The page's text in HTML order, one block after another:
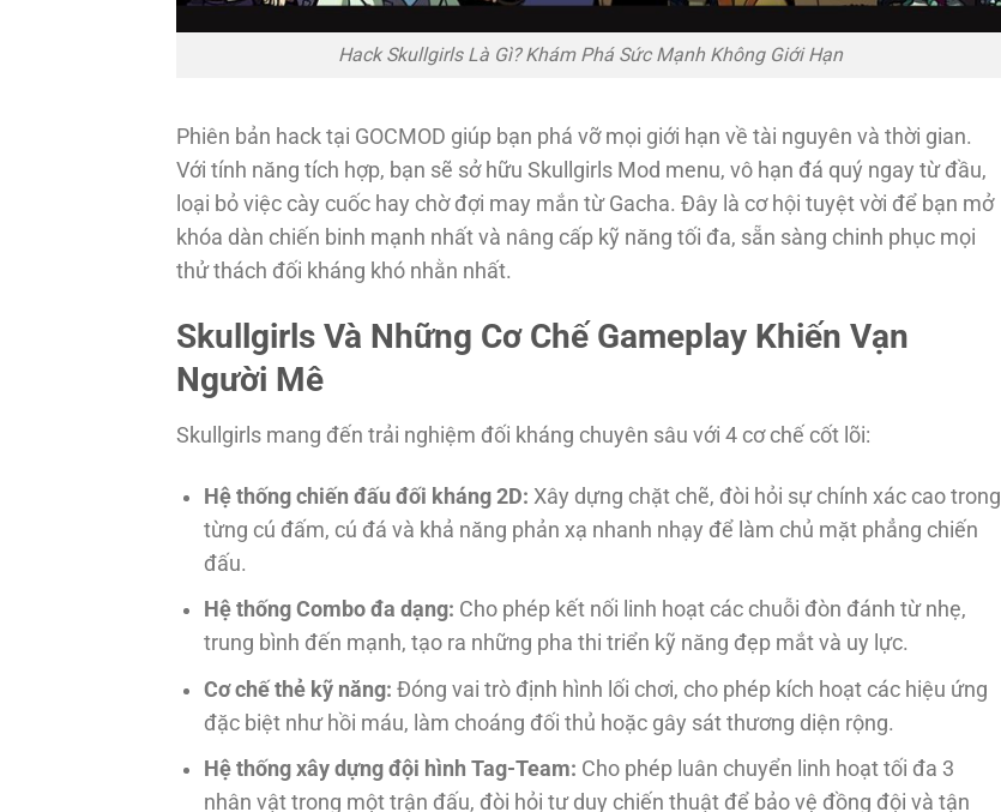
Hack Skullgirls Là Gì? Khám Phá Sức Mạnh Không Giới Hạn
Phiên bản hack tại GOCMOD giúp bạn phá vỡ mọi giới hạn về tài nguyên và thời gian.
Với tính năng tích hợp, bạn sẽ sở hữu Skullgirls Mod menu, vô hạn đá quý ngay từ đầu,
loại bỏ việc cày cuốc hay chờ đợi may mắn từ Gacha. Đây là cơ hội tuyệt vời để bạn mở
khóa dàn chiến binh mạnh nhất và nâng cấp kỹ năng tối đa, sẵn sàng chinh phục mọi
thử thách đối kháng khó nhằn nhất.
Skullgirls Và Những Cơ Chế Gameplay Khiến Vạn
Người Mê
Skullgirls mang đến trải nghiệm đối kháng chuyên sâu với 4 cơ chế cốt lõi:
Hệ thống chiến đấu đối kháng 2D: Xây dựng chặt chẽ, đòi hỏi sự chính xác cao trong
từng cú đấm, cú đá và khả năng phản xạ nhanh nhạy để làm chủ mặt phẳng chiến
đấu.
Hệ thống Combo đa dạng: Cho phép kết nối linh hoạt các chuỗi đòn đánh từ nhẹ,
trung bình đến mạnh, tạo ra những pha thi triển kỹ năng đẹp mắt và uy lực.
Cơ chế thẻ kỹ năng: Đóng vai trò định hình lối chơi, cho phép kích hoạt các hiệu ứng
đặc biệt như hồi máu, làm choáng đối thủ hoặc gây sát thương diện rộng.
Hệ thống xây dựng đội hình Tag-Team: Cho phép luân chuyển linh hoạt tối đa 3
nhân vật trong một trận đấu, đòi hỏi tư duy chiến thuật để bảo vệ đồng đội và tận